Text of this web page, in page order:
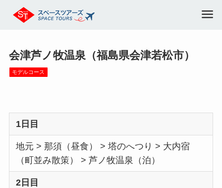
会津芦ノ牧温泉（福島県会津若松市）
モデルコース
1日目
地元 > 那須（昼食） > 塔のへつり > 大内宿
（町並み散策） > 芦ノ牧温泉（泊）
2日目